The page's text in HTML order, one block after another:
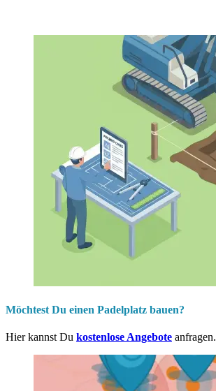
Möchtest Du einen Padelplatz bauen?
Hier kannst Du kostenlose Angebote anfragen.